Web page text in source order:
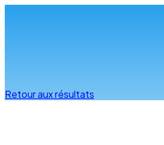
Retour aux résultats